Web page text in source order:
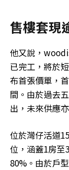
售樓套現
他又說，
已完工，將於
布首張價單，
間。由於過去
出，未來供應
位於灣仔活道
位，涵蓋1房至
80%。由於戶